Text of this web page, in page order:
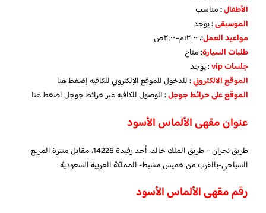
الأطفال:مناسب
الموسيقى:يوجد
مواعيد العمل:، ١٢:٠٠م–٢:٠٠ص
طلباتالسيارة: متاح
جلساتvip: يوجد
الموقع الالكتروني:للدخول للموقع الإلكتروني للكافيهإضغط هنا
الموقع على خرائط جوجل:للوصول للكافيه عبر خرائط جوجلاضغط هنا
عنوان مقهى الألماس الأسود
طريق نجران – طريق الملك خالد، أحد رفيدة 14226، مقابل منتزة المربع
السياحي-بالقرب من خميس مشيط- المملكة العربية السعودية
رقم مقهى الألماس الأسود